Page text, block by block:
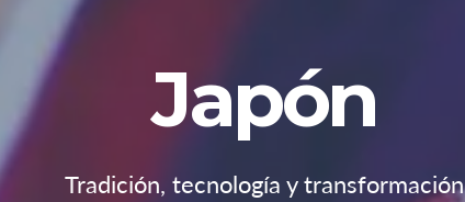
Japón
Tradición, tecnología y transformación